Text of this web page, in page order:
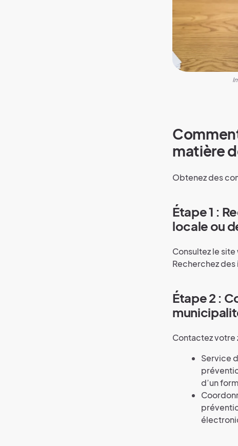
matière
Obtenez des
Étape 1 :
locale ou
Consultez le
Recherchez
Étape 2 :
Contactez votre
Service
d’un